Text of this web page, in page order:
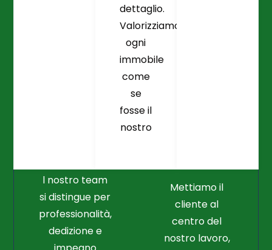
dettaglio.
Valorizziamo
ogni
immobile
come
se
fosse il
nostro
l nostro team
si distingue per
professionalità,
dedizione e
Mettiamo il
cliente al
centro del
nostro lavoro,